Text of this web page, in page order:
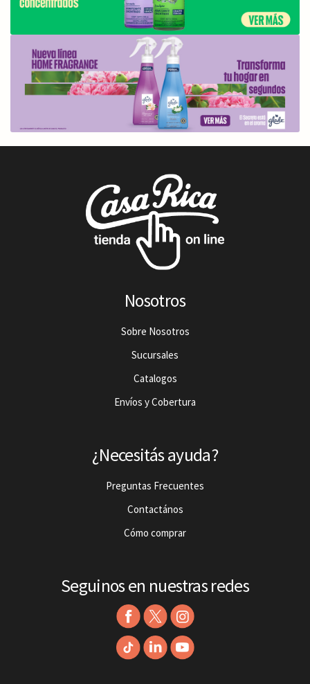
Nosotros
Sobre Nosotros
Sucursales
Catalogos
Envíos y Cobertura
¿Necesitás ayuda?
Preguntas Frecuentes
Contactános
Cómo comprar
Seguinos en nuestras redes